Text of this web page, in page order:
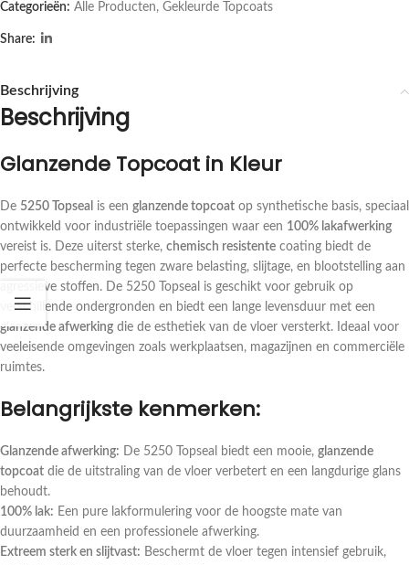
Categorieën: Alle Producten, Gekleurde Topcoats
Share:
Beschrijving
Beschrijving
Glanzende Topcoat in Kleur
De 5250 Topseal is een glanzende topcoat op synthetische basis, speciaal
ontwikkeld voor industriële toepassingen waar een 100% lakafwerking
vereist is. Deze uiterst sterke, chemisch resistente coating biedt de
perfecte bescherming tegen zware belasting, slijtage, en blootstelling aan
agressieve stoffen. De 5250 Topseal is geschikt voor gebruik op
verschillende ondergronden en biedt een lange levensduur met een
glanzende afwerking die de esthetiek van de vloer versterkt. Ideaal voor
veeleisende omgevingen zoals werkplaatsen, magazijnen en commerciële
ruimtes.
Belangrijkste kenmerken:
Glanzende afwerking: De 5250 Topseal biedt een mooie, glanzende
topcoat die de uitstraling van de vloer verbetert en een langdurige glans
behoudt.
100% lak: Een pure lakformulering voor de hoogste mate van
duurzaamheid en een professionele afwerking.
Extreem sterk en slijtvast: Beschermt de vloer tegen intensief gebruik,